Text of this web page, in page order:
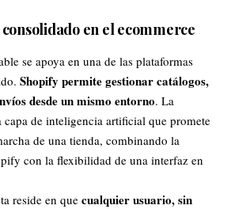
en el ecommerce
se apoya en una de las plataformas
Shopify permite gestionar catálogos,
desde un mismo entorno. La
capa de inteligencia artificial que promete
de una tienda, combinando la
con la flexibilidad de una interfaz en
reside en que cualquier usuario, sin